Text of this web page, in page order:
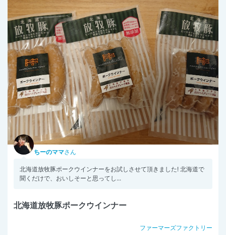
ちーのママさん
北海道放牧豚ポークウインナーをお試しさせて頂きました! 北海道で
聞くだけで、おいしそーと思ってし...
北海道放牧豚ポークウインナー
ファーマーズファクトリー